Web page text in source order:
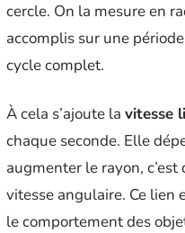
cercle. On la mesure en
accomplis sur une
cycle complet.
À cela s’ajoute la vitesse
chaque seconde. Elle
augmenter le rayon,
vitesse angulaire. Ce
le comportement des